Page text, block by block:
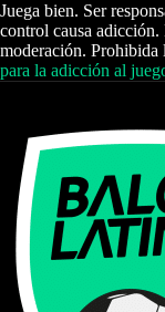
Juega bien. Ser
control causa adicción.
moderación. Prohibida
para la adicción al